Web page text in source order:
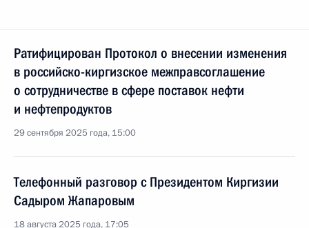
Ратифицирован Протокол о внесении изменения
в российско-киргизское межправсоглашение
о сотрудничестве в сфере поставок нефти
и нефтепродуктов
29 сентября 2025 года, 15:00
Телефонный разговор с Президентом Киргизии
Садыром Жапаровым
18 августа 2025 года, 17:05